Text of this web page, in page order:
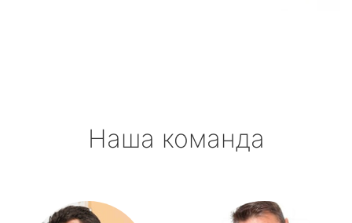
Наша команда